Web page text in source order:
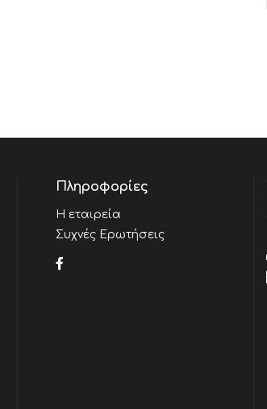
Πληροφορίες
Η εταιρεία
Συχνές Ερωτήσεις